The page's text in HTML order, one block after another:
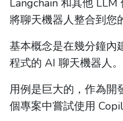
將聊天機器人整合到您
基本概念是在幾分鐘內
程式的 AI 聊天機器人。
用例是巨大的，作為開
個專案中嘗試使用